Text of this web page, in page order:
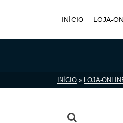
INÍCIO LOJA-
INÍCIO » LOJA-